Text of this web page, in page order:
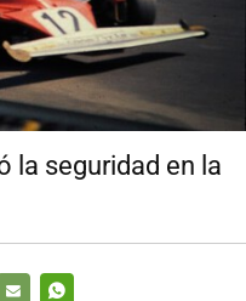
la seguridad en la